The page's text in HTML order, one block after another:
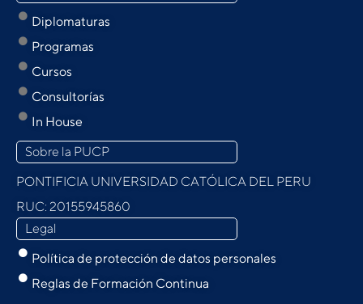
Diplomaturas
Programas
Cursos
Consultorías
In House
Sobre la PUCP
PONTIFICIA UNIVERSIDAD CATÓLICA DEL PERU
RUC: 20155945860
Legal
Política de protección de datos personales
Reglas de Formación Continua